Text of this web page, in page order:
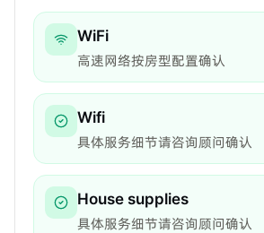
WiFi
高速网络按房型配置确认
Wifi
具体服务细节请咨询顾问确认
House supplies
具体服务细节请咨询顾问确认